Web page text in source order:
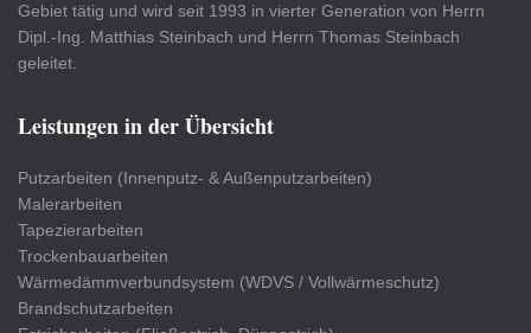
Gebiet tätig und wird seit 1993 in vierter Generation von Herrn
Dipl.-Ing. Matthias Steinbach und Herrn Thomas Steinbach
geleitet.
Leistungen in der Übersicht
Putzarbeiten (Innenputz- & Außenputzarbeiten)
Malerarbeiten
Tapezierarbeiten
Trockenbauarbeiten
Wärmedämmverbundsystem (WDVS / Vollwärmeschutz)
Brandschutzarbeiten